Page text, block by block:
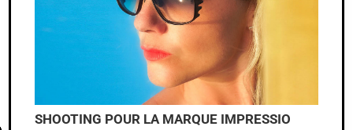
SHOOTING POUR LA MARQUE IMPRESSIO